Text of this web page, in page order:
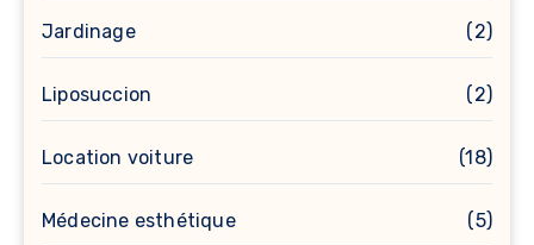
Jardinage (2)
Liposuccion (2)
Location voiture (18)
Médecine esthétique (5)